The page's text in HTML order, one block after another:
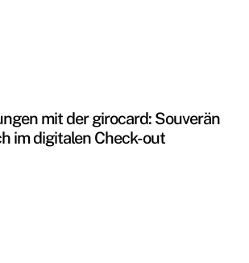
mit der girocard: Souverän
im digitalen Check-out